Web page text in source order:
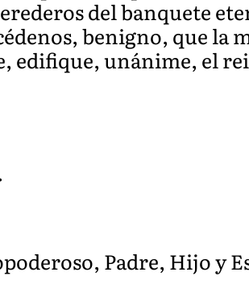
del banquete
benigno, que la
edifique, unánime, el
Padre, Hijo y